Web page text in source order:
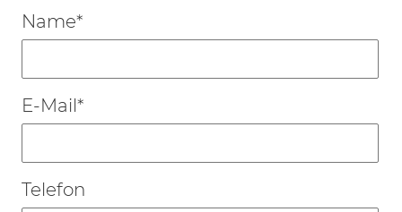
Pflichtfeld
Name*
Pflichtfeld
E-Mail*
Telefon